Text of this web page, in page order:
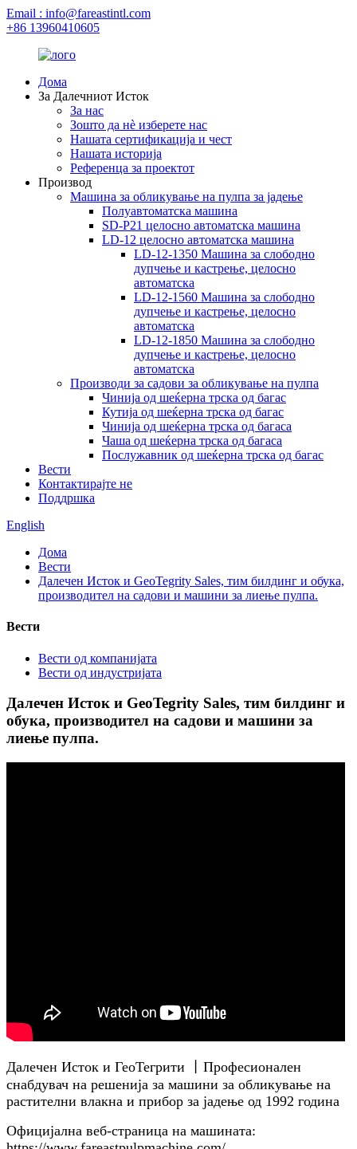
Email : info@fareastintl.com
+86 13960410605
Дома
За Далечниот Исток
За нас
Зошто да нè изберете нас
Нашата сертификација и чест
Нашата историја
Референца за проектот
Производ
Машина за обликување на пулпа за јадење
Полуавтоматска машина
SD-P21 целосно автоматска машина
LD-12 целосно автоматска машина
LD-12-1350 Машина за слободно
дупчење и кастрење, целосно
автоматска
LD-12-1560 Машина за слободно
дупчење и кастрење, целосно
автоматска
LD-12-1850 Машина за слободно
дупчење и кастрење, целосно
автоматска
Производи за садови за обликување на пулпа
Чинија од шеќерна трска од багас
Кутија од шеќерна трска од багас
Чинија од шеќерна трска од багаса
Чаша од шеќерна трска од багаса
Послужавник од шеќерна трска од багас
Вести
Контактирајте не
Поддршка
English
Дома
Вести
Далечен Исток и GeoTegrity Sales, тим билдинг и обука,
производител на садови и машини за лиење пулпа.
Вести
Вести од компанијата
Вести од индустријата
Далечен Исток и GeoTegrity Sales, тим билдинг и
обука, производител на садови и машини за
лиење пулпа.
Далечен Исток и ГеоТегрити 丨Професионален
снабдувач на решенија за машини за обликување на
растителни влакна и прибор за јадење од 1992 година
Официјална веб-страница на машината: